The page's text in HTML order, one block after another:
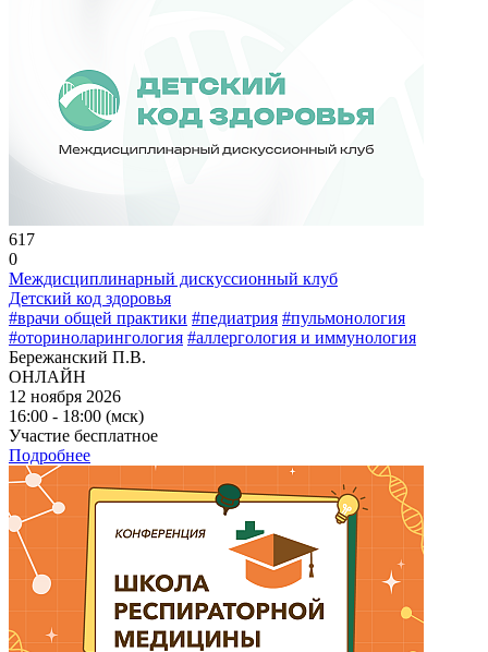
617
0
Междисциплинарный дискуссионный клуб
Детский код здоровья
#врачи общей практики #педиатрия #пульмонология
#оториноларингология #аллергология и иммунология
Бережанский П.В.
ОНЛАЙН
12 ноября 2026
16:00 - 18:00 (мск)
Участие бесплатное
Подробнее